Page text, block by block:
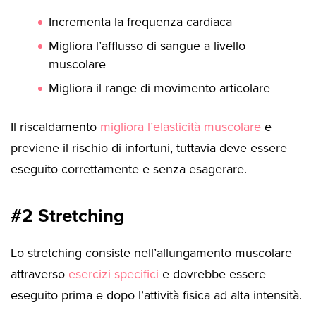
Incrementa la frequenza cardiaca
Migliora l’afflusso di sangue a livello
muscolare
Migliora il range di movimento articolare
Il riscaldamento migliora l’elasticità muscolaree
previene il rischio di infortuni, tuttavia deve essere
eseguito correttamente e senza esagerare.
#2 Stretching
Lo stretching consiste nell’allungamento muscolare
attraverso esercizi specifici e dovrebbe essere
eseguito prima e dopo l’attività fisica ad alta intensità.